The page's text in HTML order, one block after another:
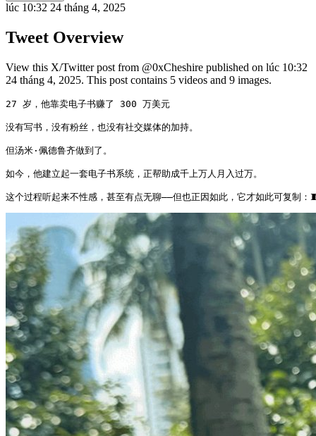
lúc 10:32 24 tháng 4, 2025
Tweet Overview
View this X/Twitter post from @0xCheshire published on lúc 10:32
24 tháng 4, 2025. This post contains 5 videos and 9 images.
27 岁，他靠卖电子书赚了 300 万美元
没有写书，没有粉丝，也没有社交媒体的加持。
但汤米·佩德鲁齐做到了。
如今，他建立起一套电子书系统，正帮助成千上万人月入过万。
这个过程听起来不性感，甚至有点无聊——但也正因如此，它才如此可复制